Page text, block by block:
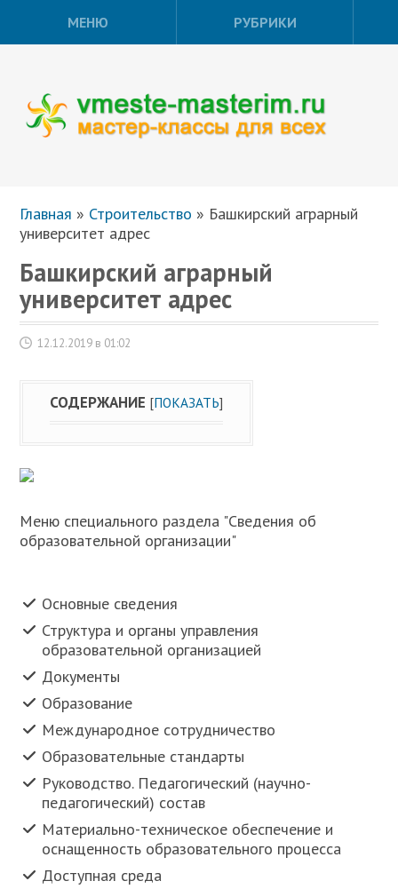
МЕНЮ РУБРИКИ
Главная » Строительство » Башкирский аграрный
университет адрес
Башкирский аграрный
университет адрес
12.12.2019 в 01:02
СОДЕРЖАНИЕ [ПОКАЗАТЬ]
Меню специального раздела "Сведения об
образовательной организации"
Основные сведения
Структура и органы управления
образовательной организацией
Документы
Образование
Международное сотрудничество
Образовательные стандарты
Руководство. Педагогический (научно-
педагогический) состав
Материально-техническое обеспечение и
оснащенность образовательного процесса
Доступная среда